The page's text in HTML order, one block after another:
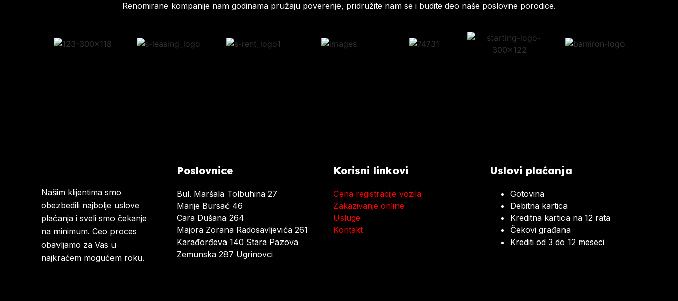
Renomirane kompanije nam godinama pružaju poverenje, pridružite nam se i budite deo naše poslovne porodice.
Našim klijentima smo
obezbedili najbolje uslove
plaćanja i sveli smo čekanje
na minimum. Ceo proces
obavljamo za Vas u
najkraćem mogućem roku.
Poslovnice
Bul. Maršala Tolbuhina 27
Marije Bursać 46
Cara Dušana 264
Majora Zorana Radosavljevića 261
Karađorđeva 140 Stara Pazova
Zemunska 287 Ugrinovci
Korisni linkovi
Cena registracije vozila
Zakazivanje online
Usluge
Kontakt
Uslovi plaćanja
Gotovina
Debitna kartica
Kreditna kartica na 12 rata
Čekovi građana
Krediti od 3 do 12 meseci